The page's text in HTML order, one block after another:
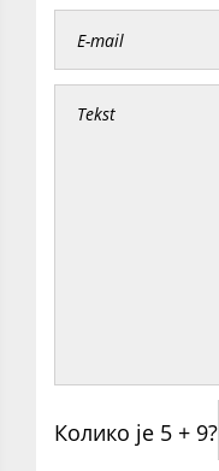
Колико је 5 + 9?